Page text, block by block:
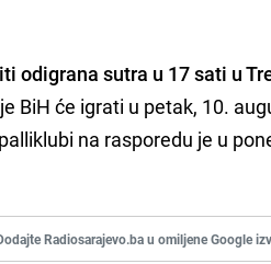
odigrana sutra u 17 sati u
BiH će igrati u petak, 10.
na rasporedu je u
Radiosarajevo.ba u omiljene Google